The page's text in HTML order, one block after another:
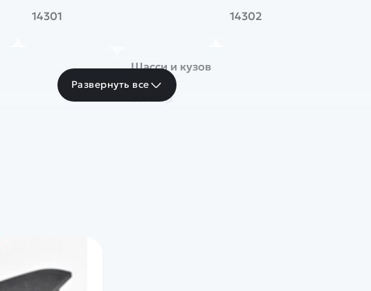
14301 14302
Шасси и кузов
Бампер
Развернуть все